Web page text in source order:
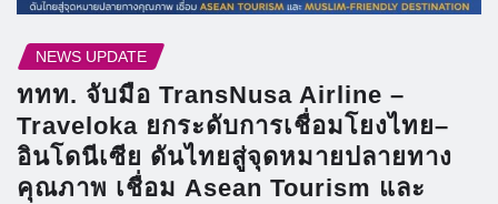
NEWS UPDATE
ททท. จับมือ TransNusa Airline –
Traveloka ยกระดับการเชื่อมโยงไทย–
อินโดนีเซีย ดันไทยสู่จุดหมายปลายทาง
คุณภาพ เชื่อม Asean Tourism และ